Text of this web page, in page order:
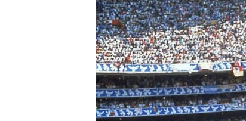
A MÚLT TANULSÁGAI